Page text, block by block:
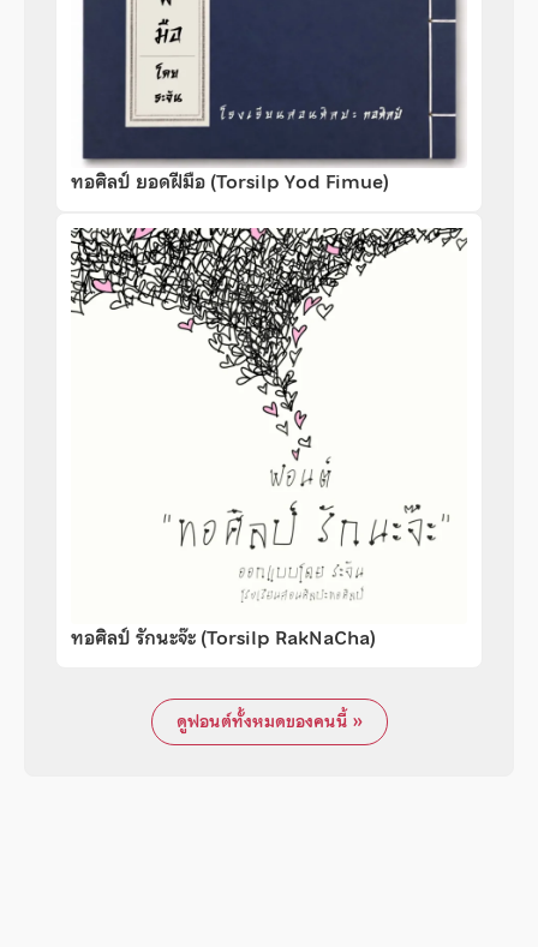
ทอศิลป์ ยอดฝีมือ (Torsilp Yod Fimue)
ทอศิลป์ รักนะจ๊ะ (Torsilp RakNaCha)
ดูฟอนต์ทั้งหมดของคนนี้ »